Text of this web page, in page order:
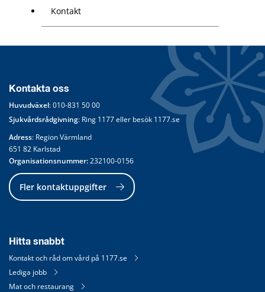
Kontakt
Kontakta oss
Huvudväxel: 010-831 50 00
Sjukvårdsrådgivning: Ring 1177 eller besök 1177.se
Adress: Region Värmland
651 82 Karlstad
Organisationsnummer: 232100-0156
Fler kontaktuppgifter
Hitta snabbt
Kontakt och råd om vård på 1177.se
Lediga jobb
Mat och restaurang